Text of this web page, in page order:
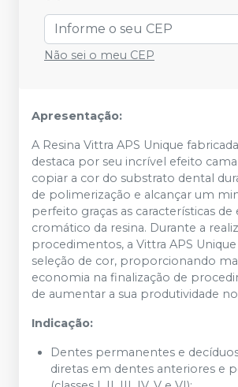
Não sei o meu CEP
Apresentação:
A Resina Vittra APS Unique
destaca por seu incrível efeito
copiar a cor do substrato dental
de polimerização e alcançar um
perfeito graças as características
cromático da resina. Durante a
procedimentos, a Vittra APS Unique
seleção de cor, proporcionando
economia na finalização de
de aumentar a sua produtividade
Indicação:
Dentes permanentes e
diretas em dentes anteriores e